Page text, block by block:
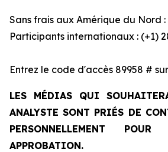
Sans frais aux Amérique du Nord :
Participants internationaux : (+1)
Entrez le code d'accès 89958 #
LES MÉDIAS QUI
ANALYSTE SONT PRIÉS DE
PERSONNELLEMENT
APPROBATION.